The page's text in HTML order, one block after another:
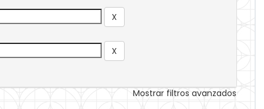
Mostrar filtros avanzados